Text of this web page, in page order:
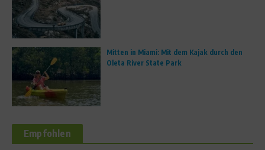
Mitten in Miami: Mit dem Kajak durch den
Oleta River State Park
Empfohlen